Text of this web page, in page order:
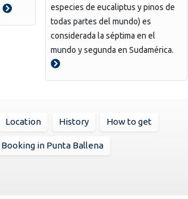
especies de eucaliptus y pinos de
todas partes del mundo) es
considerada la séptima en el
mundo y segunda en Sudamérica.
Location History How to get
Booking in Punta Ballena